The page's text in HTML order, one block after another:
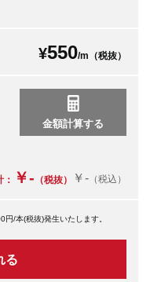
¥550/m（税抜）
： ￥- （税抜） ￥- （税込）
/本(税抜)発生いたします。
る